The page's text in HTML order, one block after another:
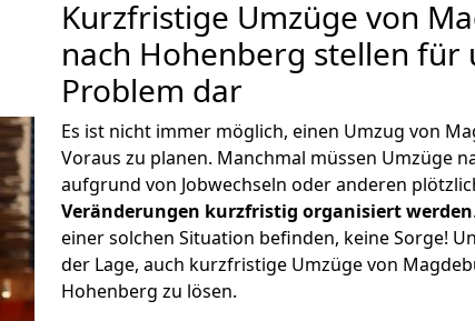
Kurzfristige Umzüge von
nach Hohenberg stellen für
Problem dar
Es ist nicht immer möglich, einen Umzug von
Voraus zu planen. Manchmal müssen Umzüge
aufgrund von Jobwechseln oder anderen
Veränderungen kurzfristig organisiert werden
einer solchen Situation befinden, keine Sorge!
der Lage, auch kurzfristige Umzüge von
Hohenberg zu lösen.